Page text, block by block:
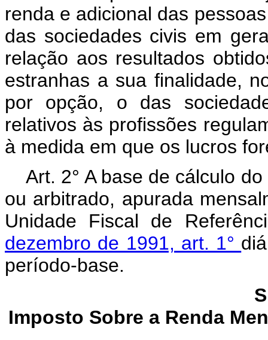
renda e adicional das
das sociedades civis em
relação aos resultados
estranhas a sua finalidade,
por opção, o das
relativos às profissões
à medida em que os lucros
Art. 2° A base de cálculo
ou arbitrado, apurada
Unidade Fiscal de
dezembro de 1991, art. 1°
período-base.
Imposto Sobre a Renda